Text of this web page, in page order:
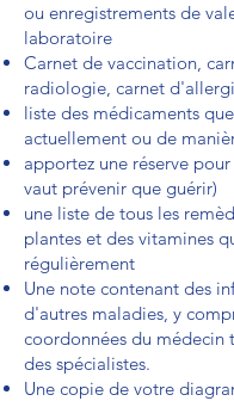
ou enregistrements de
laboratoire
Carnet de vaccination,
radiologie, carnet
liste des médicaments
actuellement ou de
apportez une réserve
vaut prévenir que guérir)
une liste de tous les
plantes et des vitamines
régulièrement
Une note contenant des
d'autres maladies, y
coordonnées du médecin
des spécialistes.
Une copie de votre